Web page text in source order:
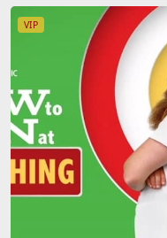
VIP